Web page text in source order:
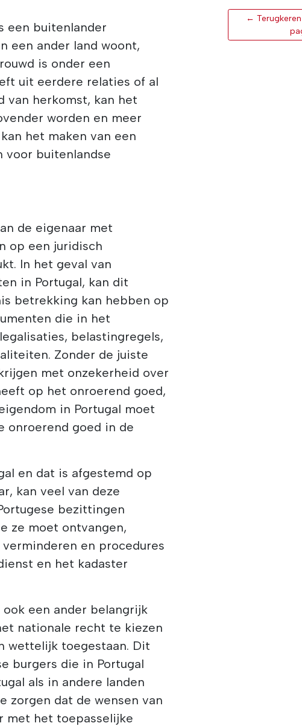
een buitenlander
een ander land woont,
is onder een
uit eerdere relaties of al
van herkomst, kan het
worden en meer
het maken van een
voor buitenlandse
de eigenaar met
op een juridisch
In het geval van
in Portugal, kan dit
betrekking kan hebben op
die in het
belastingregels,
Zonder de juiste
met onzekerheid over
op het onroerend goed,
in Portugal moet
onroerend goed in de
en dat is afgestemd op
kan veel van deze
bezittingen
ze moet ontvangen,
en procedures
en het kadaster
een ander belangrijk
nationale recht te kiezen
wettelijk toegestaan. Dit
burgers die in Portugal
als in andere landen
zorgen dat de wensen van
met het toepasselijke
←